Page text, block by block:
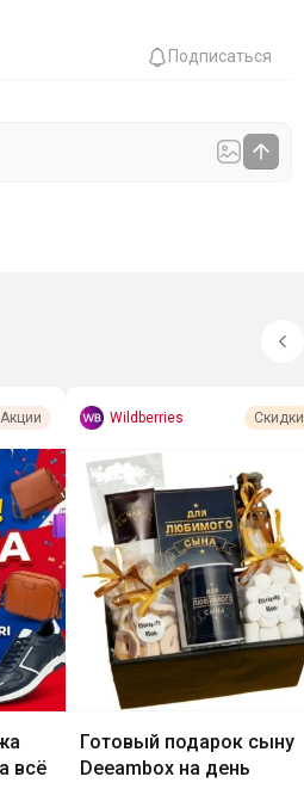
Подписаться
Акции
всё
Wildberries Скидки
Готовый подарок сыну
Deeambox на день